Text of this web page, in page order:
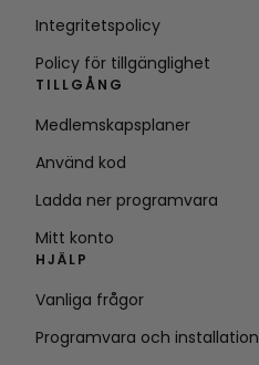
Integritetspolicy
Policy för tillgänglighet
TILLGÅNG
Medlemskapsplaner
Använd kod
Ladda ner programvara
Mitt konto
HJÄLP
Vanliga frågor
Programvara och installation